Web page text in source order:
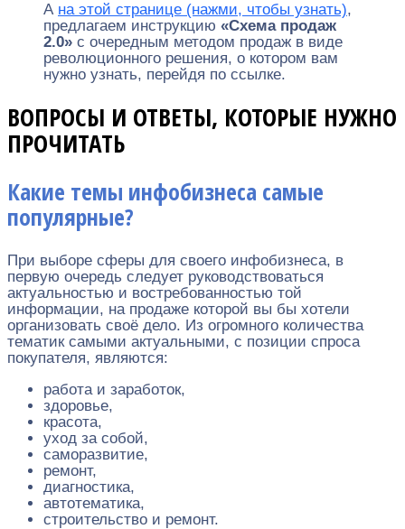
А на этой странице (нажми, чтобы узнать),
предлагаем инструкцию «Схема продаж
2.0» с очередным методом продаж в виде
революционного решения, о котором вам
нужно узнать, перейдя по ссылке.
ВОПРОСЫ И ОТВЕТЫ, КОТОРЫЕ НУЖНО
ПРОЧИТАТЬ
Какие темы инфобизнеса самые
популярные?
При выборе сферы для своего инфобизнеса, в
первую очередь следует руководствоваться
актуальностью и востребованностью той
информации, на продаже которой вы бы хотели
организовать своё дело. Из огромного количества
тематик самыми актуальными, с позиции спроса
покупателя, являются:
работа и заработок,
здоровье,
красота,
уход за собой,
саморазвитие,
ремонт,
диагностика,
автотематика,
строительство и ремонт.